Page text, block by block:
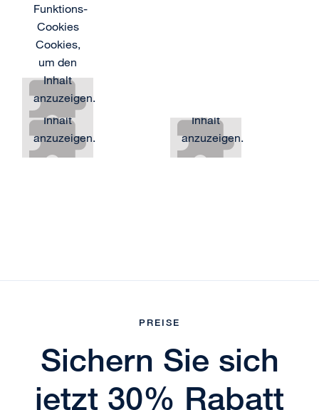
Funktions-
Cookies
Cookies,
um den
Inhalt
anzuzeigen.
Akzeptieren
Sie
Funktions-
Cookies
Cookies,
um den
Inhalt
anzuzeigen.
Inhalt
anzuzeigen.
PREISE
Sichern Sie sich
jetzt 30% Rabatt